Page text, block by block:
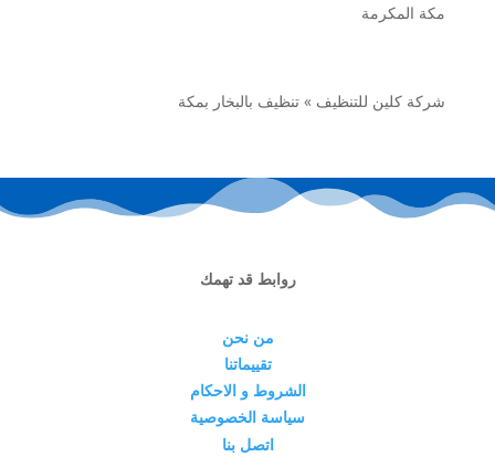
مكة المكرمة
شركة كلين للتنظيف » تنظيف بالبخار بمكة
روابط قد تهمك
من نحن
تقييماتنا
الشروط و الاحكام
سياسة الخصوصية
اتصل بنا